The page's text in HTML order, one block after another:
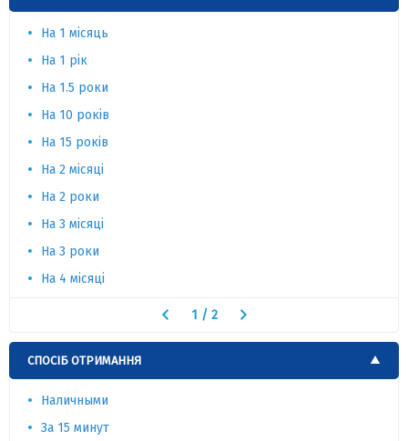
На 1 місяць
На 1 рік
На 1.5 роки
На 10 років
На 15 років
На 2 місяці
На 2 роки
На 3 місяці
На 3 роки
На 4 місяці
1 / 2
СПОСІБ ОТРИМАННЯ
Наличными
За 15 минут